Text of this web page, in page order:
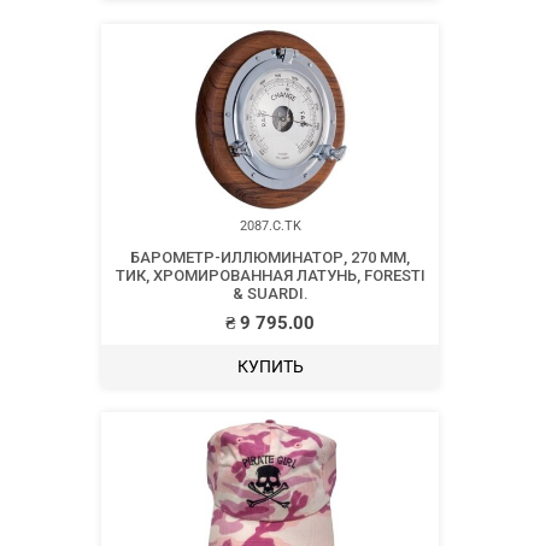
2087.C.TK
БАРОМЕТР-ИЛЛЮМИНАТОР, 270 ММ,
ТИК, ХРОМИРОВАННАЯ ЛАТУНЬ, FORESTI
& SUARDI.
₴9 795.00
КУПИТЬ